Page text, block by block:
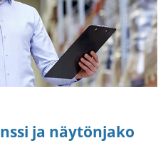
ja näytönjako